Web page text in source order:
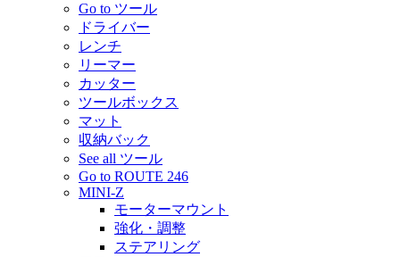
Go to ツール
ドライバー
レンチ
リーマー
カッター
ツールボックス
マット
収納バック
See all ツール
Go to ROUTE 246
MINI-Z
モーターマウント
強化・調整
ステアリング